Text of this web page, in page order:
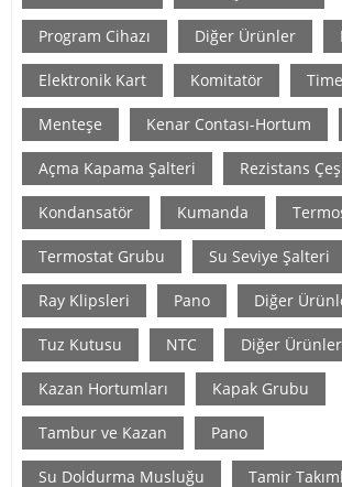
Program Cihazı Diğer Ürünler
Elektronik Kart Komitatör
Menteşe Kenar Contası-Hortum
Açma Kapama Şalteri Rezistans
Kondansatör Kumanda
Termostat Grubu Su Seviye Şalteri
Ray Klipsleri Pano Diğer
Tuz Kutusu NTC Diğer Ürünler
Kazan Hortumları Kapak Grubu
Tambur ve Kazan Pano
Su Doldurma Musluğu Tamir